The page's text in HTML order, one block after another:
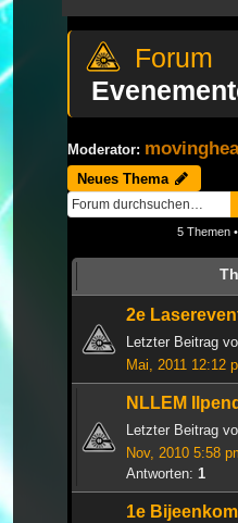
Moderator:
Neues Thema
5 Themen
2e
Letzter Beitrag
Mai, 2011 12:12
NLLEM
Letzter Beitrag
Nov, 2010 5:58
Antworten: 1
1e